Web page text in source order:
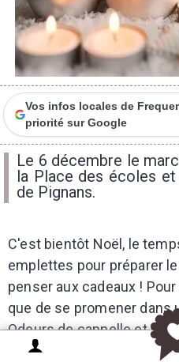
Vos infos locales de
priorité sur Google
Le 6 décembre le
la Place des écoles
de Pignans.
C'est bientôt Noël, le
emplettes pour préparer
penser aux cadeaux !
que de se promener dans
Odeurs de cannelle et de
vos narines. C'est aussi